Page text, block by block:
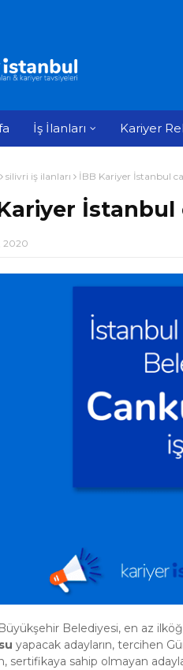
İş İlanları Kariyer
silivri iş ilanları İBB Kariyer İstanbul
İstanbul
2020
Belediyesi, en az
yapacak adayların, tercihen
sertifikaya sahip olmayan